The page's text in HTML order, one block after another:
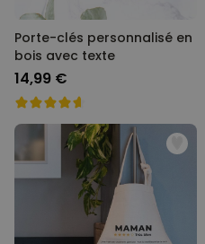
Porte-clés personnalisé en
bois avec texte
14,99 €